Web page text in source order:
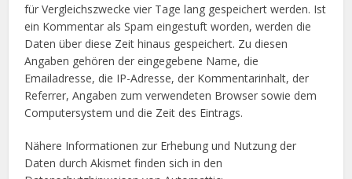
für Vergleichszwecke vier Tage lang gespeichert werden. Ist
ein Kommentar als Spam eingestuft worden, werden die
Daten über diese Zeit hinaus gespeichert. Zu diesen
Angaben gehören der eingegebene Name, die
Emailadresse, die IP-Adresse, der Kommentarinhalt, der
Referrer, Angaben zum verwendeten Browser sowie dem
Computersystem und die Zeit des Eintrags.
Nähere Informationen zur Erhebung und Nutzung der
Daten durch Akismet finden sich in den